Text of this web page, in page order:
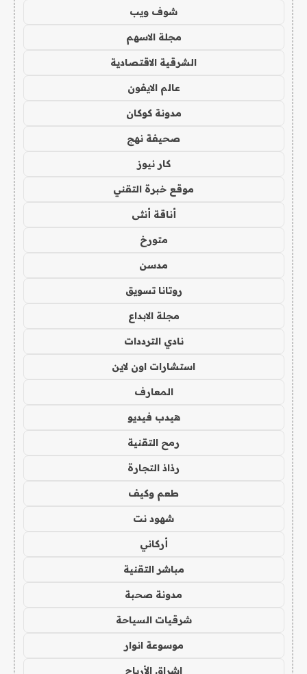
شوف ويب
مجلة الاسهم
الشرقية الاقتصادية
عالم الايفون
مدونة كوكان
صحيفة نهج
كار نيوز
موقع خبرة التقني
أناقة أنثى
متورخ
مدسن
روتانا تسويق
مجلة الابداع
نادي الترددات
استشارات اون لاين
المعارف
هيدب فيديو
رمح التقنية
رذاذ التجارة
طعم وكيف
شهود نت
أركاني
مباشر التقنية
مدونة صحبة
شرقيات السياحة
موسوعة انوار
اشراق الأرباح